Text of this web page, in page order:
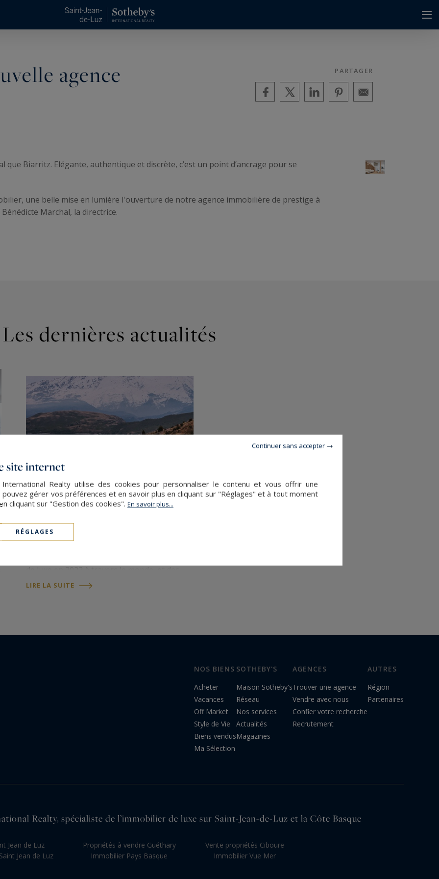
agence PARTAGER
que Biarritz. Elégante, authentique et discrète, c’est un point d’ancrage pour se
une belle mise en lumière l'ouverture de notre agence immobilière de prestige à
Marchal, la directrice.
Les dernières actualités
Sotheby's International Realty
tendances susceptibles de façonner le
LIRE LA SUITE
NOS BIENS
Acheter
Vacances
Off Market
Style de Vie
Biens vendus
Ma Sélection
SOTHEBY'S
Maison Sotheby's
Réseau
Nos services
Actualités
Magazines
AGENCES
Trouver une agence
Vendre avec nous
Confier votre recherche
Recrutement
AUTRES
Région
Partenaires
Realty, spécialiste de l’immobilier de luxe sur Saint-Jean-de-Luz et la Côte Basque
Jean de Luz
Jean de Luz
Propriétés à vendre Guéthary
Immobilier Pays Basque
Vente propriétés Ciboure
Immobilier Vue Mer
site internet
International Realty utilise des cookies pour personnaliser le contenu et vous offrir une
pouvez gérer vos préférences et en savoir plus en cliquant sur "Réglages" et à tout moment
cliquant sur "Gestion des cookies". En savoir plus...
RÉGLAGES
Continuer sans accepter